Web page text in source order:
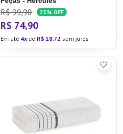
R$ 99,90 25% OFF
R$ 74,90
Em até 4 de R$ 18,72 sem juros